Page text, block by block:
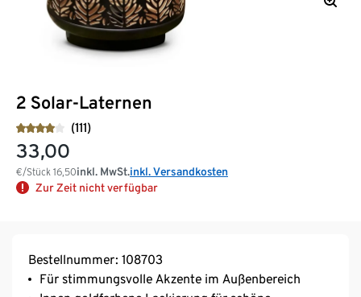
2 Solar-Laternen
(111)
33,00
€/Stück 16,50inkl. MwSt.inkl. Versandkosten
Zur Zeit nicht verfügbar
Bestellnummer: 108703
Für stimmungsvolle Akzente im Außenbereich